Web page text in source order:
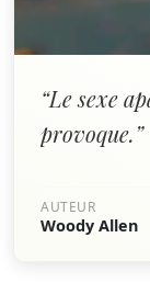
“Le sexe
provoque.”
AUTEUR
Woody Allen